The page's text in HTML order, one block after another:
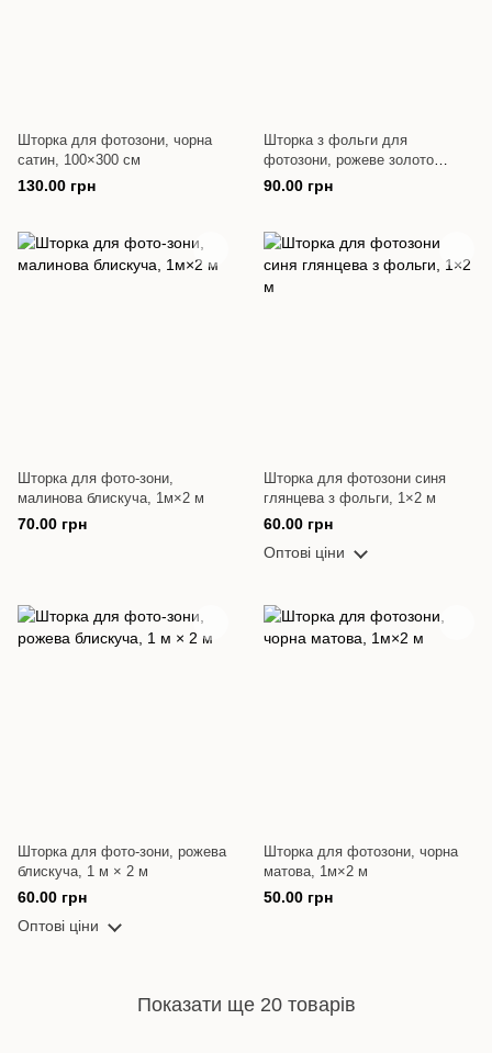
Шторка для фотозони, чорна
сатин, 100×300 см
130.00 грн
Шторка з фольги для
фотозони, рожеве золото
(сатин), 100×200 см
90.00 грн
Шторка для фото-зони,
малинова блискуча, 1м×2 м
70.00 грн
Шторка для фотозони синя
глянцева з фольги, 1×2 м
60.00 грн
Оптові ціни
Шторка для фото-зони, рожева
блискуча, 1 м × 2 м
60.00 грн
Оптові ціни
Шторка для фотозони, чорна
матова, 1м×2 м
50.00 грн
Показати ще 20 товарів